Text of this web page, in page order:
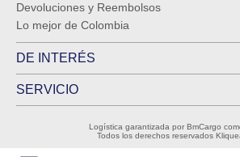
Devoluciones y Reembolsos
Lo mejor de Colombia
DE INTERÉS
SERVICIO
Logística garantizada por BmCargo
Todos los derechos reservados